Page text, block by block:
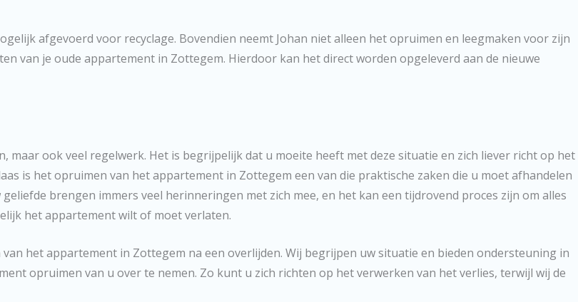
afgevoerd voor recyclage. Bovendien neemt Johan niet alleen het opruimen en leegmaken voor zijn
van je oude appartement in Zottegem. Hierdoor kan het direct worden opgeleverd aan de nieuwe
maar ook veel regelwerk. Het is begrijpelijk dat u moeite heeft met deze situatie en zich liever richt op het
is het opruimen van het appartement in Zottegem een van die praktische zaken die u moet afhandelen
brengen immers veel herinneringen met zich mee, en het kan een tijdrovend proces zijn om alles
het appartement wilt of moet verlaten.
het appartement in Zottegem na een overlijden. Wij begrijpen uw situatie en bieden ondersteuning in
opruimen van u over te nemen. Zo kunt u zich richten op het verwerken van het verlies, terwijl wij de